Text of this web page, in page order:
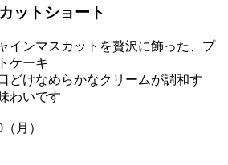
ットショート
インマスカットを贅沢に飾った、プ
ケーキ
どけなめらかなクリームが調和す
わいです
月）